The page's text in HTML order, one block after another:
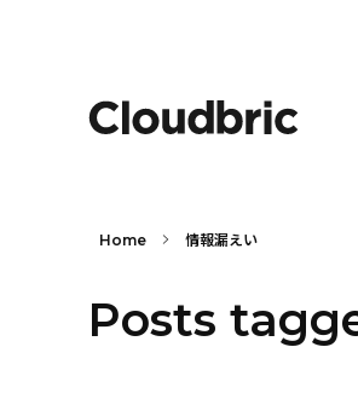
Home 情報漏えい
Posts